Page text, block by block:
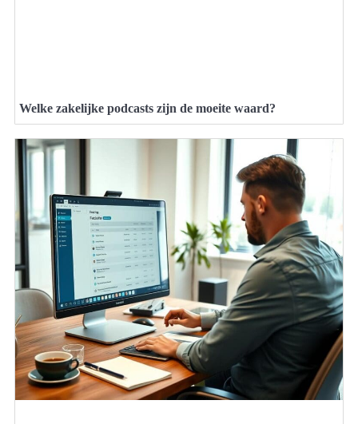
Welke zakelijke podcasts zijn de moeite waard?